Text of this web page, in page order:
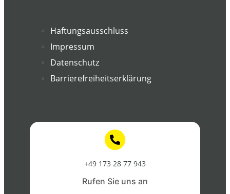
Haftungsausschluss
Impressum
Datenschutz
Barrierefreiheitserklärung
+49 173 28 77 943
Rufen Sie uns an